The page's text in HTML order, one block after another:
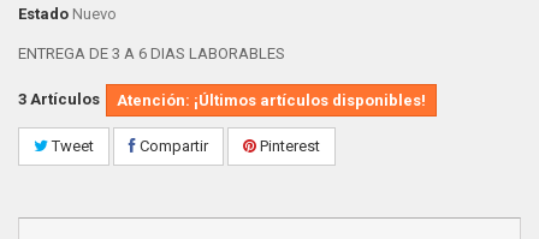
Estado Nuevo
ENTREGA DE 3 A 6 DIAS LABORABLES
3 Artículos Atención: ¡Últimos artículos disponibles!
Tweet Compartir Pinterest